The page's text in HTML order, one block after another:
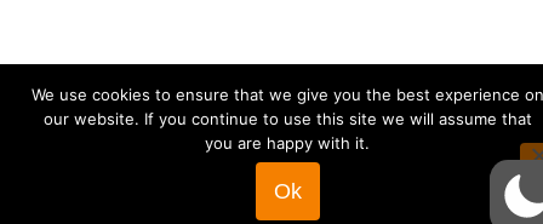
We use cookies to ensure that we give you the best experience on
our website. If you continue to use this site we will assume that
you are happy with it.
Ok